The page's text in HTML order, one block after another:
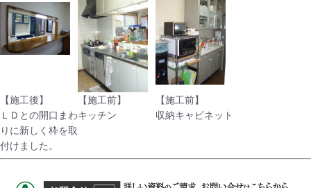
【施工後】
ＬＤとの開口まわ
りに新しく枠を取
付けました。
【施工前】
キッチン
【施工前】
収納キャビネット